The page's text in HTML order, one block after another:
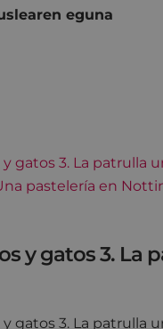
eguna
y gatos 3. La